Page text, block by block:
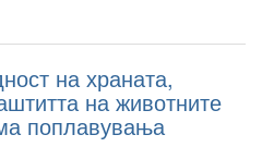
на храната,
на животните
поплавувања